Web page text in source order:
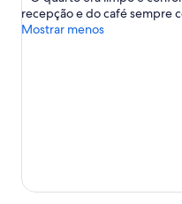
Excelente,
(2.194
recepção e do café sempre
Mostrar menos